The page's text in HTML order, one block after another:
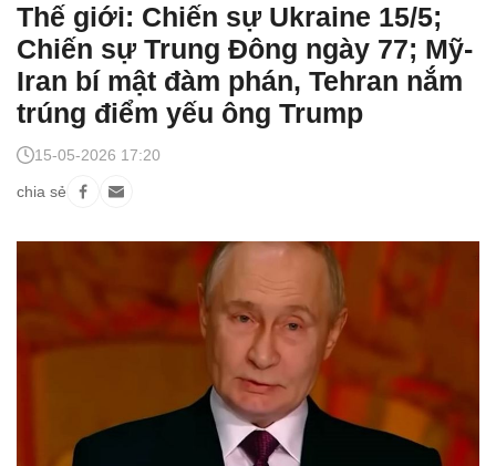
Thế giới: Chiến sự Ukraine 15/5;
Chiến sự Trung Đông ngày 77; Mỹ-
Iran bí mật đàm phán, Tehran nắm
trúng điểm yếu ông Trump
chia sẻ
15-05-2026 17:20